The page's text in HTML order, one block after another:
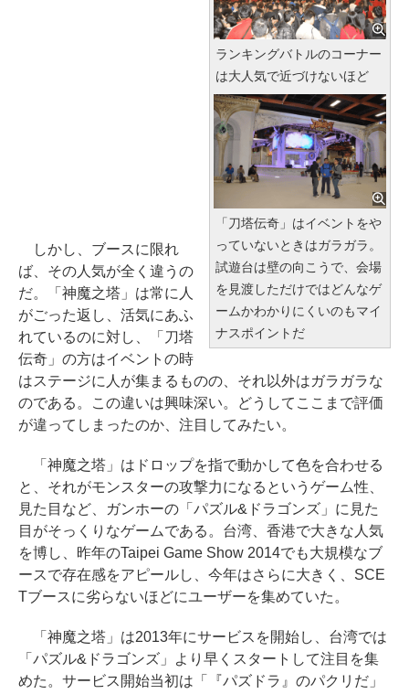
ランキングバトルのコーナー
は大人気で近づけないほど
「刀塔伝奇」はイベントをや
っていないときはガラガラ。
試遊台は壁の向こうで、会場
を見渡しただけではどんなゲ
ームかわかりにくいのもマイ
ナスポイントだ
しかし、ブースに限れ
ば、その人気が全く違うの
だ。「神魔之塔」は常に人
がごった返し、活気にあふ
れているのに対し、「刀塔
伝奇」の方はイベントの時
はステージに人が集まるものの、それ以外はガラガラな
のである。この違いは興味深い。どうしてここまで評価
が違ってしまったのか、注目してみたい。
「神魔之塔」はドロップを指で動かして色を合わせる
と、それがモンスターの攻撃力になるというゲーム性、
見た目など、ガンホーの「パズル&ドラゴンズ」に見た
目がそっくりなゲームである。台湾、香港で大きな人気
を博し、昨年のTaipei Game Show 2014でも大規模なブ
ースで存在感をアピールし、今年はさらに大きく、SCE
Tブースに劣らないほどにユーザーを集めていた。
「神魔之塔」は2013年にサービスを開始し、台湾では
「パズル&ドラゴンズ」より早くスタートして注目を集
めた。サービス開始当初は「『パズドラ』のパクリだ」